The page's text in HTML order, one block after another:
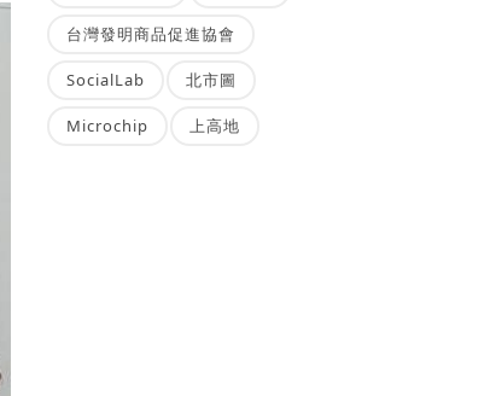
台灣發明商品促進協會
SocialLab 北市圖
Microchip 上高地